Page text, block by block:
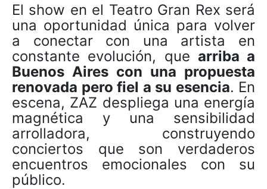
El show en el Teatro Gran Rex será
una oportunidad única para volver
a conectar con una artista en
constante evolución, que arriba a
Buenos Aires con una propuesta
renovada pero fiel a su esencia. En
escena, ZAZ despliega una energía
magnética y una sensibilidad
arrolladora, construyendo
conciertos que son verdaderos
encuentros emocionales con su
público.